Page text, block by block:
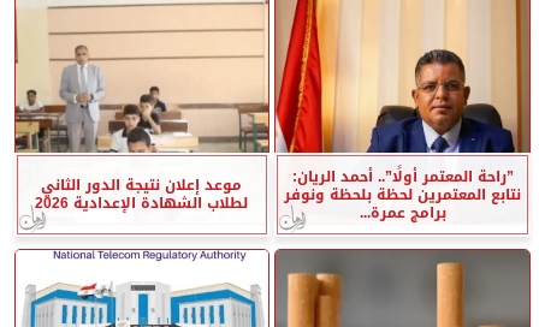
”راحة المعتمر أولًا”.. أحمد الريان:
نتابع المعتمرين لحظة بلحظة ونوفر
برامج عمرة...
موعد إعلان نتيجة الدور الثاني
لطلاب الشهادة الإعدادية 2026